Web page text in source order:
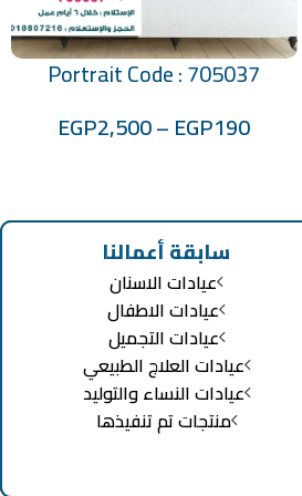
تحديد أحد الخيارات
Portrait Code : 705037
EGP190
–
EGP2,500
سابقة أعمالنا
عيادات الاسنان
عيادات الاطفال
عيادات التجميل
عيادات العلاج الطبيعي
عيادات النساء والتوليد
منتجات تم تنفيذها